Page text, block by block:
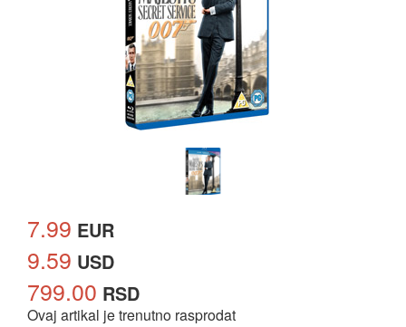
7.99 EUR
9.59 USD
799.00 RSD
Ovaj artikal je trenutno rasprodat